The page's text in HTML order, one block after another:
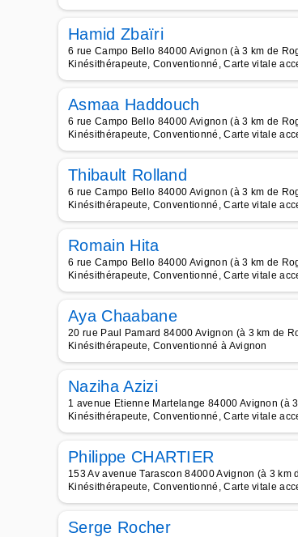
Hamid Zbaïri
6 rue Campo Bello 84000 Avignon (à 3 km de
Kinésithérapeute, Conventionné, Carte vitale
Asmaa Haddouch
6 rue Campo Bello 84000 Avignon (à 3 km de
Kinésithérapeute, Conventionné, Carte vitale
Thibault Rolland
6 rue Campo Bello 84000 Avignon (à 3 km de
Kinésithérapeute, Conventionné, Carte vitale
Romain Hita
6 rue Campo Bello 84000 Avignon (à 3 km de
Kinésithérapeute, Conventionné, Carte vitale
Aya Chaabane
20 rue Paul Pamard 84000 Avignon (à 3 km de
Kinésithérapeute, Conventionné à Avignon
Naziha Azizi
1 avenue Etienne Martelange 84000 Avignon (à
Kinésithérapeute, Conventionné, Carte vitale
Philippe CHARTIER
153 Av avenue Tarascon 84000 Avignon (à 3 km
Kinésithérapeute, Conventionné, Carte vitale
Serge Rocher